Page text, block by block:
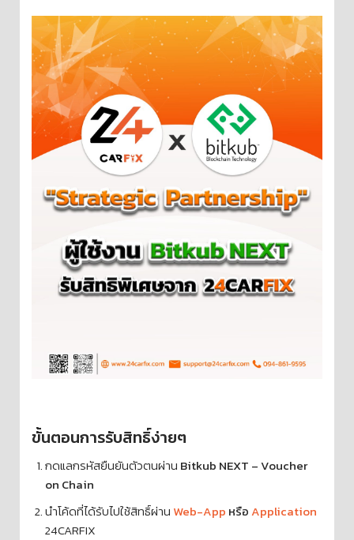
ขั้นตอนการรับสิทธิ์ง่ายๆ
กดแลกรหัสยืนยันตัวตนผ่าน Bitkub NEXT – Voucher
on Chain
นำโค้ดที่ได้รับไปใช้สิทธิ์ผ่าน Web-App หรือApplication
24CARFIX